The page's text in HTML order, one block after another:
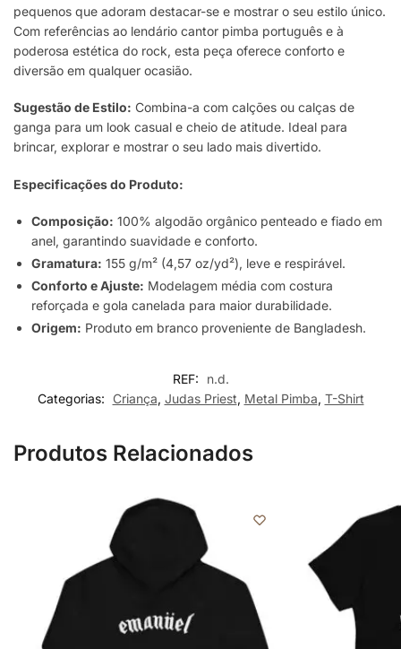
pequenos que adoram destacar-se e mostrar o seu estilo único.
Com referências ao lendário cantor pimba português e à
poderosa estética do rock, esta peça oferece conforto e
diversão em qualquer ocasião.
Sugestão de Estilo: Combina-a com calções ou calças de
ganga para um look casual e cheio de atitude. Ideal para
brincar, explorar e mostrar o seu lado mais divertido.
Especificações do Produto:
Composição: 100% algodão orgânico penteado e fiado em
anel, garantindo suavidade e conforto.
Gramatura: 155 g/m² (4,57 oz/yd²), leve e respirável.
Conforto e Ajuste: Modelagem média com costura
reforçada e gola canelada para maior durabilidade.
Origem: Produto em branco proveniente de Bangladesh.
REF:
n.d.
Categorias:
Criança, Judas Priest, Metal Pimba, T-Shirt
Produtos Relacionados